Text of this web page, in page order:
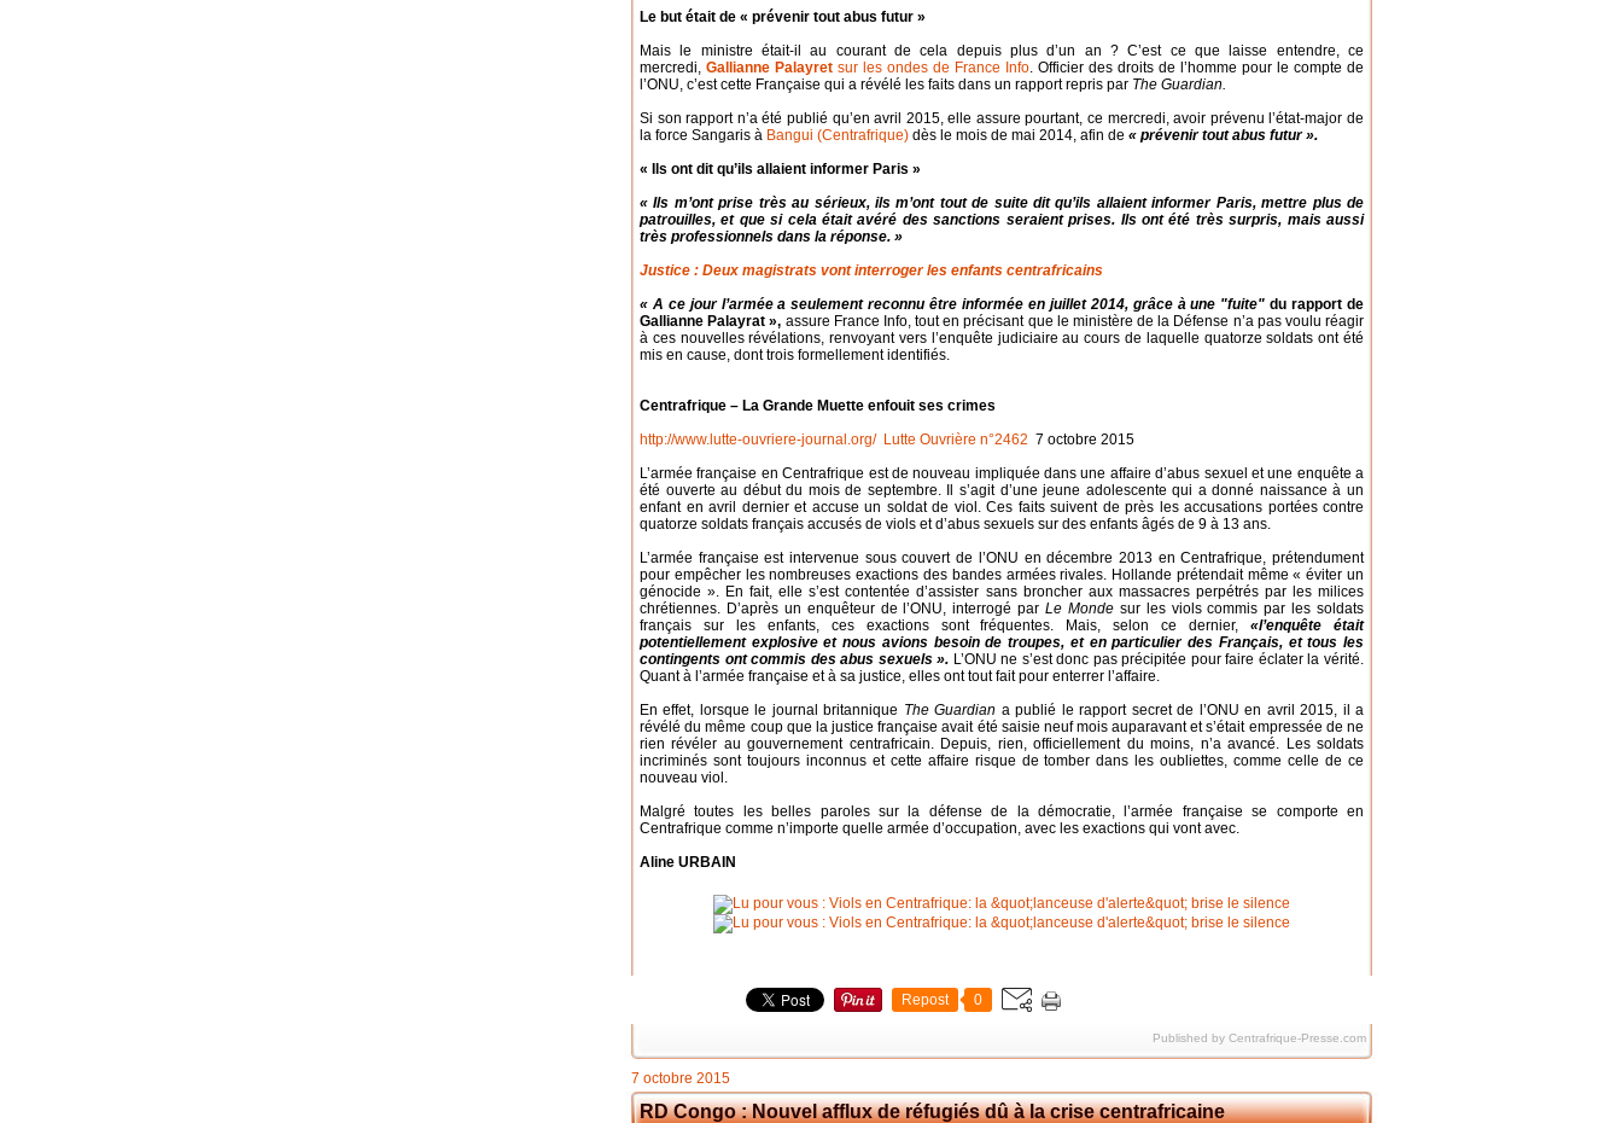
Le but était de « prévenir tout abus futur »
Mais le ministre était-il au courant de cela depuis plus d’un an ? C’est ce que laisse entendre, ce
mercredi, Gallianne Palayret sur les ondes de France Info. Officier des droits de l’homme pour le compte de
l’ONU, c’est cette Française qui a révélé les faits dans un rapport repris par The Guardian.
Si son rapport n’a été publié qu’en avril 2015, elle assure pourtant, ce mercredi, avoir prévenu l’état-major de
la force Sangaris à Bangui (Centrafrique) dès le mois de mai 2014, afin de « prévenir tout abus futur ».
« Ils ont dit qu’ils allaient informer Paris »
« Ils m’ont prise très au sérieux, ils m’ont tout de suite dit qu’ils allaient informer Paris, mettre plus de
patrouilles, et que si cela était avéré des sanctions seraient prises. Ils ont été très surpris, mais aussi
très professionnels dans la réponse. »
Justice : Deux magistrats vont interroger les enfants centrafricains
« A ce jour l’armée a seulement reconnu être informée en juillet 2014, grâce à une "fuite" du rapport de
Gallianne Palayrat », assure France Info, tout en précisant que le ministère de la Défense n’a pas voulu réagir
à ces nouvelles révélations, renvoyant vers l’enquête judiciaire au cours de laquelle quatorze soldats ont été
mis en cause, dont trois formellement identifiés.
Centrafrique – La Grande Muette enfouit ses crimes
http://www.lutte-ouvriere-journal.org/ Lutte Ouvrière n°2462 7 octobre 2015
L’armée française en Centrafrique est de nouveau impliquée dans une affaire d’abus sexuel et une enquête a
été ouverte au début du mois de septembre. Il s’agit d’une jeune adolescente qui a donné naissance à un
enfant en avril dernier et accuse un soldat de viol. Ces faits suivent de près les accusations portées contre
quatorze soldats français accusés de viols et d’abus sexuels sur des enfants âgés de 9 à 13 ans.
L’armée française est intervenue sous couvert de l’ONU en décembre 2013 en Centrafrique, prétendument
pour empêcher les nombreuses exactions des bandes armées rivales. Hollande prétendait même « éviter un
génocide ». En fait, elle s’est contentée d’assister sans broncher aux massacres perpétrés par les milices
chrétiennes. D’après un enquêteur de l’ONU, interrogé par Le Mondesur les viols commis par les soldats
français sur les enfants, ces exactions sont fréquentes. Mais, selon ce dernier,«l’enquête était
potentiellement explosive et nous avions besoin de troupes, et en particulier des Français, et tous les
contingents ont commis des abus sexuels ». L’ONU ne s’est donc pas précipitée pour faire éclater la vérité.
Quant à l’armée française et à sa justice, elles ont tout fait pour enterrer l’affaire.
En effet, lorsque le journal britannique The Guardian a publié le rapport secret de l’ONU en avril 2015, il a
révélé du même coup que la justice française avait été saisie neuf mois auparavant et s’était empressée de ne
rien révéler au gouvernement centrafricain. Depuis, rien, officiellement du moins, n’a avancé. Les soldats
incriminés sont toujours inconnus et cette affaire risque de tomber dans les oubliettes, comme celle de ce
nouveau viol.
Malgré toutes les belles paroles sur la défense de la démocratie, l’armée française se comporte en
Centrafrique comme n’importe quelle armée d’occupation, avec les exactions qui vont avec.
Aline URBAIN
Repost 0
Published by Centrafrique-Presse.com
7 octobre 2015
RD Congo : Nouvel afflux de réfugiés dû à la crise centrafricaine